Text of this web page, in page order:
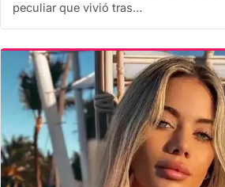
peculiar que vivió tras…